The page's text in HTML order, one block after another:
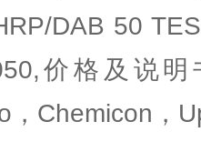
DAB 50
价格及说
，Chemicon，